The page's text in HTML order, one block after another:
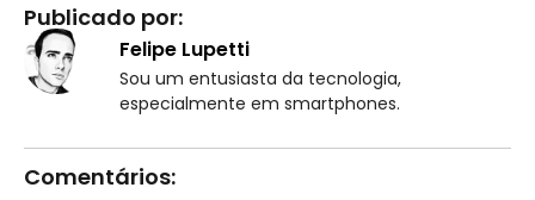
Publicado por:
Felipe Lupetti
Sou um entusiasta da tecnologia,
especialmente em smartphones.
Comentários: